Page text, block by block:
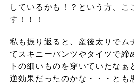
しているかも！？という方、こ
す！！！
私も振り返ると、産後太りでム
てスキニーパンツやタイツで締
トの細いものを穿いていたなぁ
逆効果だったのかな・・・とも